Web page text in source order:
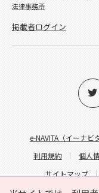
e-NAVITA（イーナビ
利用規約
個人
サイトマップ
法律事務所
掲載者ログイン